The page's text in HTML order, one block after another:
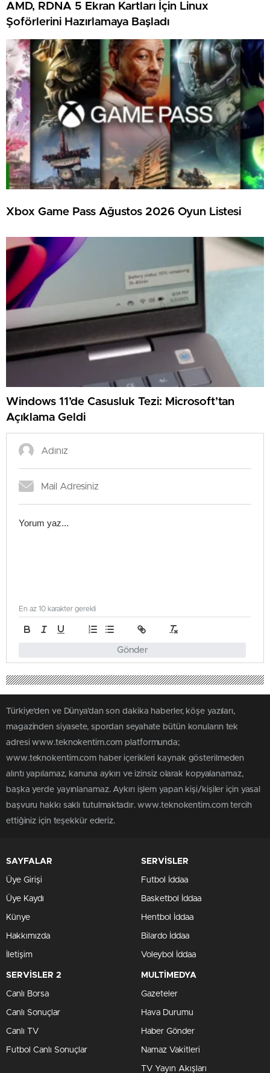
AMD, RDNA 5 Ekran Kartları İçin Linux
Şoförlerini Hazırlamaya Başladı
Xbox Game Pass Ağustos 2026 Oyun Listesi
Windows 11’de Casusluk Tezi: Microsoft’tan
Açıklama Geldi
Gönder
En az 10 karakter gerekli
Türkiye'den ve Dünya’dan son dakika haberler, köşe yazıları,
magazinden siyasete, spordan seyahate bütün konuların tek
adresi www.teknokentim.com platformunda;
www.teknokentim.com haber içerikleri kaynak gösterilmeden
alıntı yapılamaz, kanuna aykırı ve izinsiz olarak kopyalanamaz,
başka yerde yayınlanamaz. Aykırı işlem yapan kişi/kişiler için yasal
başvuru hakkı saklı tutulmaktadır. www.teknokentim.com tercih
ettiğiniz için teşekkür ederiz.
SAYFALAR
Üye Girişi
Üye Kaydı
Künye
Hakkımızda
İletişim
SERVİSLER
Futbol İddaa
Basketbol İddaa
Hentbol İddaa
Bilardo İddaa
Voleybol İddaa
SERVİSLER 2
Canlı Borsa
Canlı Sonuçlar
Canlı TV
Futbol Canlı Sonuçlar
MULTİMEDYA
Gazeteler
Hava Durumu
Haber Gönder
Namaz Vakitleri
TV Yayın Akışları